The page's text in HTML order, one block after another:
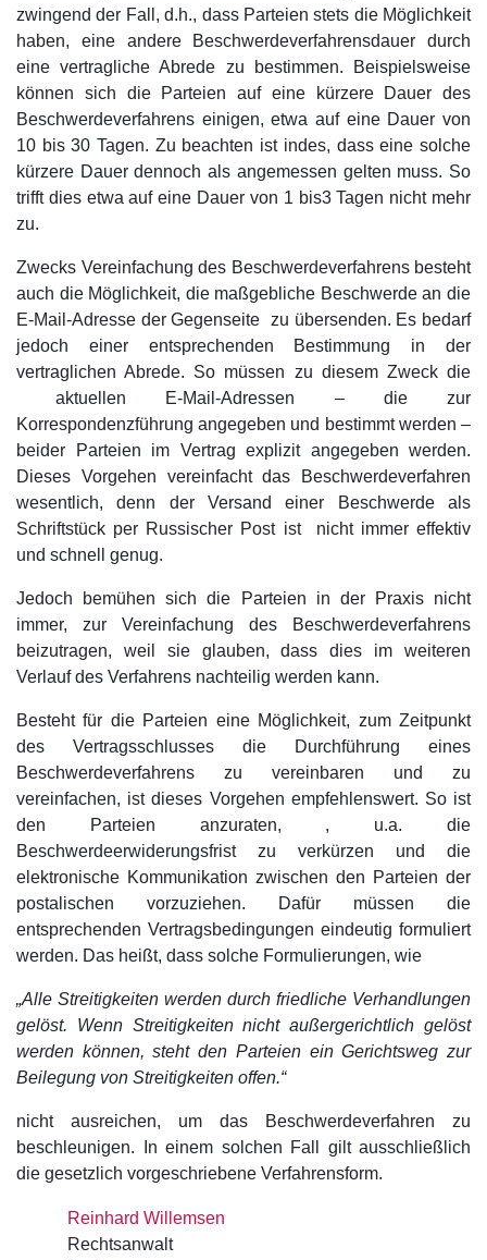
zwingend der Fall, d.h., dass Parteien stets die Möglichkeit
haben, eine andere Beschwerdeverfahrensdauer durch
eine vertragliche Abrede zu bestimmen. Beispielsweise
können sich die Parteien auf eine kürzere Dauer des
Beschwerdeverfahrens einigen, etwa auf eine Dauer von
10 bis 30 Tagen. Zu beachten ist indes, dass eine solche
kürzere Dauer dennoch als angemessen gelten muss. So
trifft dies etwa auf eine Dauer von 1 bis3 Tagen nicht mehr
zu.
Zwecks Vereinfachung des Beschwerdeverfahrens besteht
auch die Möglichkeit, die maßgebliche Beschwerde an die
E-Mail-Adresse der Gegenseite zu übersenden. Es bedarf
jedoch einer entsprechenden Bestimmung in der
vertraglichen Abrede. So müssen zu diesem Zweck die
aktuellen E-Mail-Adressen – die zur
Korrespondenzführung angegeben und bestimmt werden –
beider Parteien im Vertrag explizit angegeben werden.
Dieses Vorgehen vereinfacht das Beschwerdeverfahren
wesentlich, denn der Versand einer Beschwerde als
Schriftstück per Russischer Post ist nicht immer effektiv
und schnell genug.
Jedoch bemühen sich die Parteien in der Praxis nicht
immer, zur Vereinfachung des Beschwerdeverfahrens
beizutragen, weil sie glauben, dass dies im weiteren
Verlauf des Verfahrens nachteilig werden kann.
Besteht für die Parteien eine Möglichkeit, zum Zeitpunkt
des Vertragsschlusses die Durchführung eines
Beschwerdeverfahrens zu vereinbaren und zu
vereinfachen, ist dieses Vorgehen empfehlenswert. So ist
den Parteien anzuraten, , u.a. die
Beschwerdeerwiderungsfrist zu verkürzen und die
elektronische Kommunikation zwischen den Parteien der
postalischen vorzuziehen. Dafür müssen die
entsprechenden Vertragsbedingungen eindeutig formuliert
werden. Das heißt, dass solche Formulierungen, wie
„Alle Streitigkeiten werden durch friedliche Verhandlungen
gelöst. Wenn Streitigkeiten nicht außergerichtlich gelöst
werden können, steht den Parteien ein Gerichtsweg zur
Beilegung von Streitigkeiten offen.“
nicht ausreichen, um das Beschwerdeverfahren zu
beschleunigen. In einem solchen Fall gilt ausschließlich
die gesetzlich vorgeschriebene Verfahrensform.
Reinhard Willemsen
Rechtsanwalt